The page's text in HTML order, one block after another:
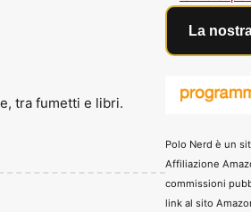
tra fumetti e libri.
La
Polo Nerd è un
Affiliazione
commissioni
link al sito